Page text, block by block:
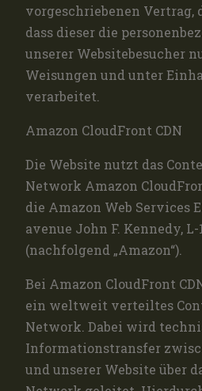
vorgeschriebenen Vertrag,
dass dieser die
unserer Websitebesucher
Weisungen und unter
verarbeitet.
Amazon CloudFront CDN
Die Website nutzt das
Network Amazon
die Amazon Web Services
avenue John F. Kennedy,
(nachfolgend „Amazon“).
Bei Amazon CloudFront
ein weltweit verteiltes
Network. Dabei wird
Informationstransfer
und unserer Website über